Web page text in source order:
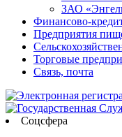
ЗАО
Финансово-
Предприятия
Торговые
Связь, почта
Соцсфера